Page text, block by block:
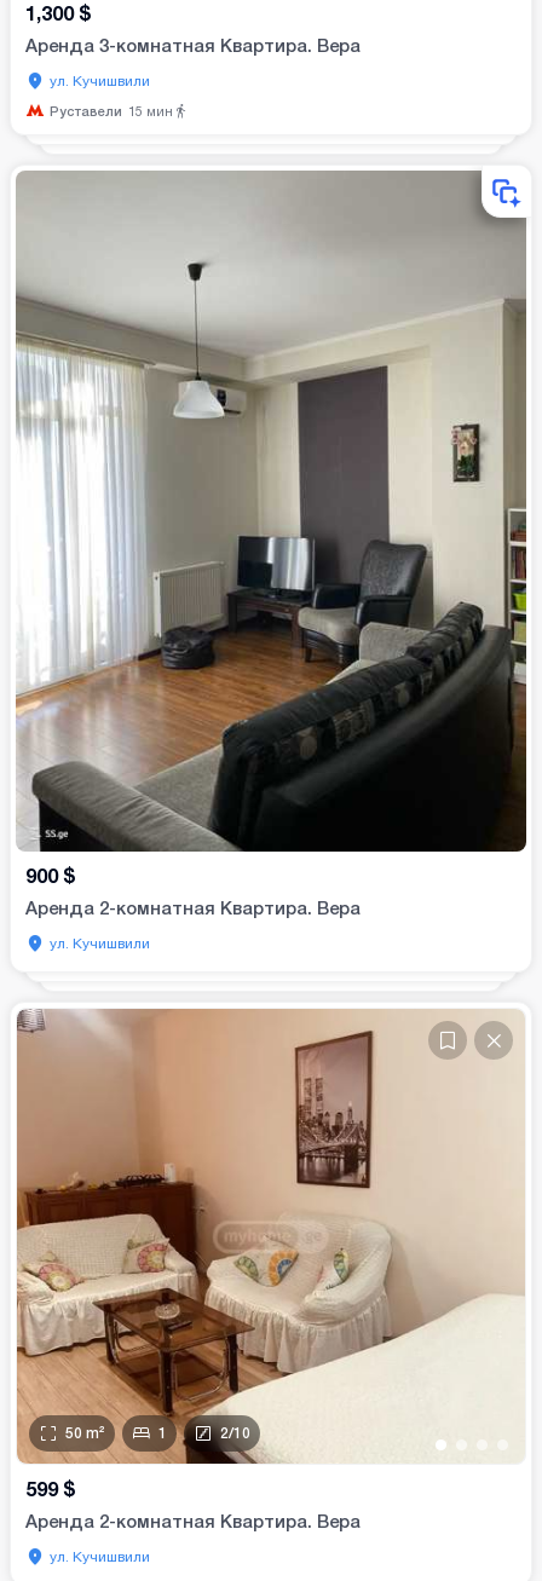
1,300 $
Аренда 3-комнатная Квартира. Вера
ул. Кучишвили
Руставели 15 мин
900 $
Аренда 2-комнатная Квартира. Вера
ул. Кучишвили
• •
50 m² 1 2/10
599 $
Аренда 2-комнатная Квартира. Вера
ул. Кучишвили